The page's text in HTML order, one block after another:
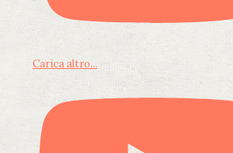
Carica altro...